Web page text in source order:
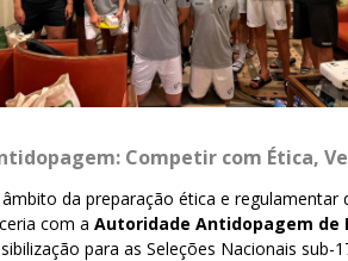
Competir com Ética,
da preparação ética e
com aAutoridade Antidopagem de
para as Seleções Nacionais sub-